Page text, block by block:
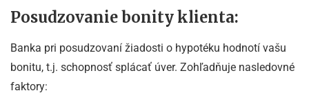
Posudzovanie bonity klienta:
Banka pri posudzovaní žiadosti o hypotéku hodnotí vašu
bonitu, t.j. schopnosť splácať úver. Zohľadňuje nasledovné
faktory: